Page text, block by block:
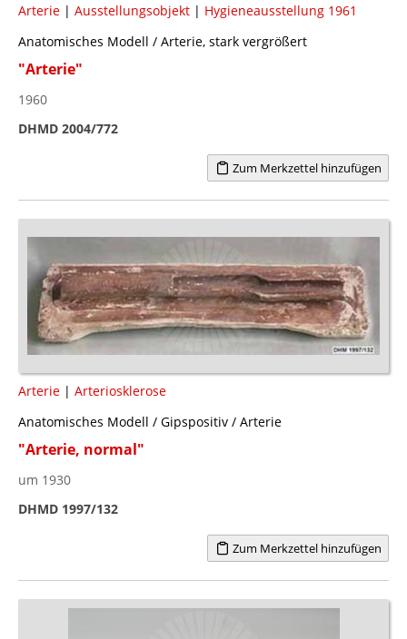
Arterie | Ausstellungsobjekt | Hygieneausstellung 1961
Anatomisches Modell / Arterie, stark vergrößert
"Arterie"
1960
DHMD 2004/772
Zum Merkzettel hinzufügen
Arterie | Arteriosklerose
Anatomisches Modell / Gipspositiv / Arterie
"Arterie, normal"
um 1930
DHMD 1997/132
Zum Merkzettel hinzufügen